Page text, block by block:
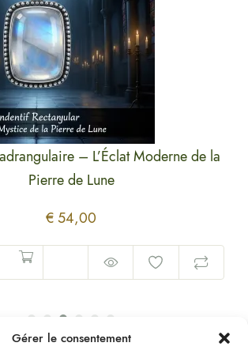
Gérer le consentement
– L’Éclat Moderne de la
Pierre de Lune
€54,00